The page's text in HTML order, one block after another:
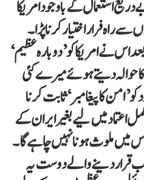
استعمال کے باوجود امریکا
راہ فرار اختیار کرنا پڑا۔
نے امریکا کو ’دوبارہ عظیم‘
حوالہ دیتے ہوئے میرے کئی
کا پیغامبر‘ ثابت کرنا
اعتماد میں لیے بغیر ایران کے
ملوث ہونا نہیں چاہے گا۔
قرار دینے والے دوست یہ